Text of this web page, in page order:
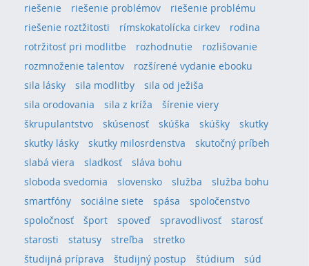
riešenie
riešenie problémov
riešenie problému
riešenie roztžitosti
rímskokatolícka cirkev
rodina
rotržitosť pri modlitbe
rozhodnutie
rozlišovanie
rozmnoženie talentov
rozšírené vydanie ebooku
sila lásky
sila modlitby
sila od ježiša
sila orodovania
sila z kríža
šírenie viery
škrupulantstvo
skúsenosť skúška skúšky
skutky
skutky lásky
skutky milosrdenstva
skutočný príbeh
slabá viera
sladkosť
sláva bohu
sloboda svedomia
slovensko služba
služba bohu
smartfóny
sociálne siete spása
spoločenstvo
spoločnosť
šport spoveď spravodlivosť
starosť
starosti
statusy streľba
stretko
študijná príprava
študijný postup štúdium
súd